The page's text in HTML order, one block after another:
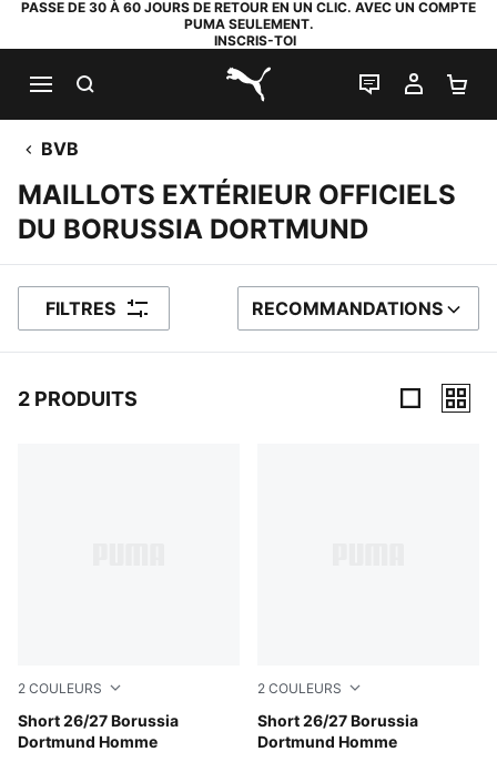
PASSE DE 30 À 60 JOURS DE RETOUR EN UN CLIC. AVEC UN COMPTE
PUMA SEULEMENT.
INSCRIS-TOI
PUMA.com
LIVE CHAT
MON
BVB
MAILLOTS EXTÉRIEUR OFFICIELS
DU BORUSSIA DORTMUND
FILTRES TRIER PAR
RECOMMANDATIONS
2 PRODUITS
2 COULEURS
Short 26/27 Borussia
Dortmund Homme
PUMA Black-Faster Yellow
2 COULEURS
Short 26/27 Borussia
Dortmund Homme
Purple Glimmer-Yellow Alert